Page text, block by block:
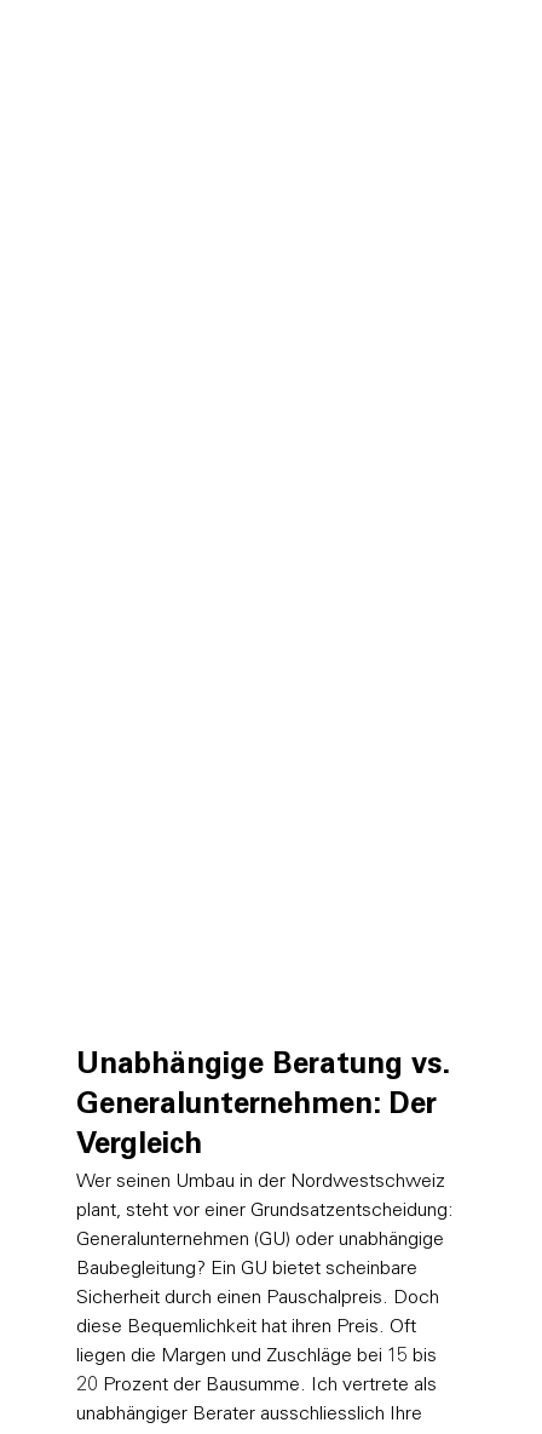
Unabhängige Beratung vs.
Generalunternehmen: Der
Vergleich
Wer seinen Umbau in der Nordwestschweiz
plant, steht vor einer Grundsatzentscheidung:
Generalunternehmen (GU) oder unabhängige
Baubegleitung? Ein GU bietet scheinbare
Sicherheit durch einen Pauschalpreis. Doch
diese Bequemlichkeit hat ihren Preis. Oft
liegen die Margen und Zuschläge bei 15 bis
20 Prozent der Bausumme. Ich vertrete als
unabhängiger Berater ausschliesslich Ihre